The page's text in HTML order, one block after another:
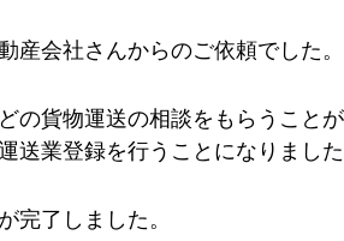
産会社さんからのご依頼でした。
の貨物運送の相談をもらうこと
送業登録を行うことになりまし
完了しました。